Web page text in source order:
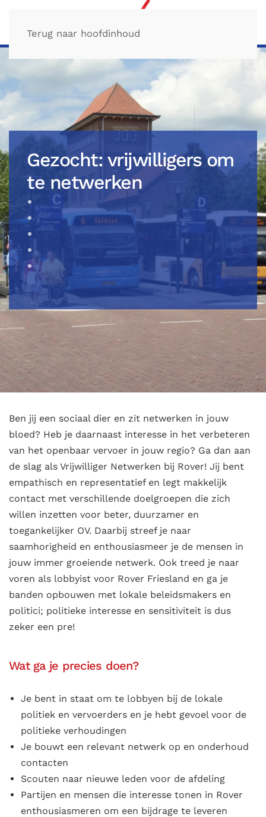
Terug naar hoofdinhoud
Gezocht: vrijwilligers om
te netwerken
Ben jij een sociaal dier en zit netwerken in jouw
bloed? Heb je daarnaast interesse in het verbeteren
van het openbaar vervoer in jouw regio? Ga dan aan
de slag als Vrijwilliger Netwerken bij Rover! Jij bent
empathisch en representatief en legt makkelijk
contact met verschillende doelgroepen die zich
willen inzetten voor beter, duurzamer en
toegankelijker OV. Daarbij streef je naar
saamhorigheid en enthousiasmeer je de mensen in
jouw immer groeiende netwerk. Ook treed je naar
voren als lobbyist voor Rover Friesland en ga je
banden opbouwen met lokale beleidsmakers en
politici; politieke interesse en sensitiviteit is dus
zeker een pre!
Wat ga je precies doen?
Je bent in staat om te lobbyen bij de lokale
politiek en vervoerders en je hebt gevoel voor de
politieke verhoudingen
Je bouwt een relevant netwerk op en onderhoud
contacten
Scouten naar nieuwe leden voor de afdeling
Partijen en mensen die interesse tonen in Rover
enthousiasmeren om een bijdrage te leveren